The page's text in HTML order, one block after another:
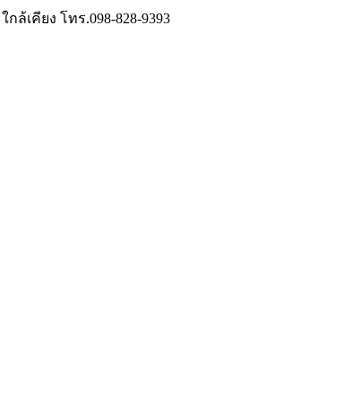
เคียง โทร.098-828-9393